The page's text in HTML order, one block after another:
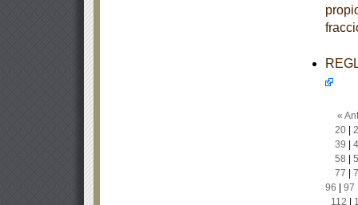
«
20|
39
58
77
96
97
112